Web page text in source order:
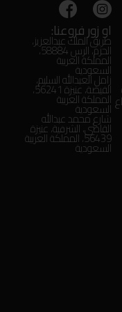
او زور فروعنا:
طريق الملك عبدالعزيز،
الحزم، الرس 58884،
المملكة العربية
السعودية
زامل العبدالله السليم،
الفيضة، عنيزة 56241،
المملكة العربية
السعودية
شارع محمد عبدالله
القاضي، الشرقية، عنيزة
56439، المملكة العربية
السعودية